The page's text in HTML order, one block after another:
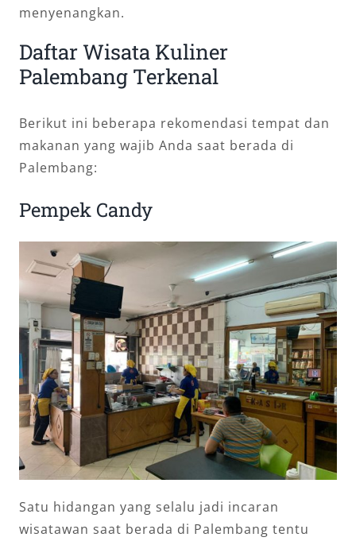
menyenangkan.
Daftar Wisata Kuliner
Palembang Terkenal
Berikut ini beberapa rekomendasi tempat dan
makanan yang wajib Anda saat berada di
Palembang:
Pempek Candy
Satu hidangan yang selalu jadi incaran
wisatawan saat berada di Palembang tentu